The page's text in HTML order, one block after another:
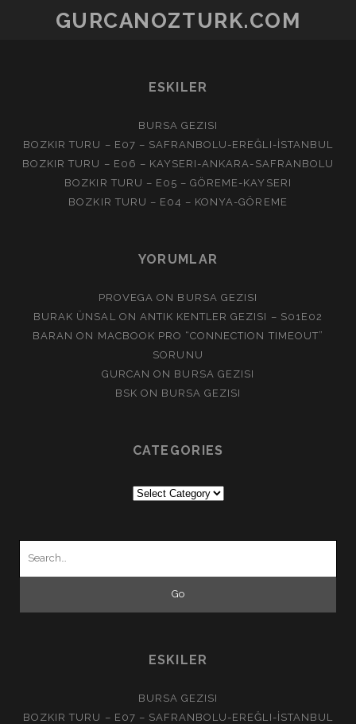
–
GURCANOZTURK.COM
ESKILER
BURSA GEZISI
BOZKIR TURU – E07 – SAFRANBOLU-EREĞLI-İSTANBUL
BOZKIR TURU – E06 – KAYSERI-ANKARA-SAFRANBOLU
BOZKIR TURU – E05 – GÖREME-KAYSERI
BOZKIR TURU – E04 – KONYA-GÖREME
YORUMLAR
PROVEGA ON BURSA GEZISI
BURAK ÜNSAL
ON ANTIK KENTLER GEZISI – S01E02
BARAN ON MACBOOK PRO “CONNECTION TIMEOUT”
SORUNU
GURCAN ON BURSA GEZISI
BSK ON BURSA GEZISI
CATEGORIES
ESKILER
BURSA GEZISI
BOZKIR TURU – E07 – SAFRANBOLU-EREĞLI-İSTANBUL